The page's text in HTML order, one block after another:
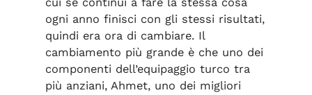
ogni anno finisci con gli stessi risultati,
quindi era ora di cambiare. Il
cambiamento più grande è che uno dei
componenti dell’equipaggio turco tra
più anziani, Ahmet, uno dei migliori